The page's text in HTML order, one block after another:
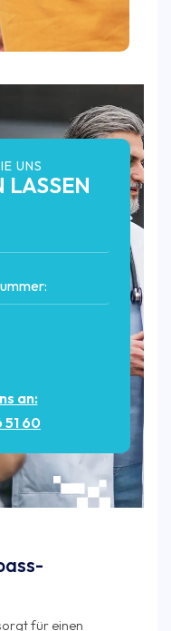
UNS
LASSEN
an:
51 60
für einen